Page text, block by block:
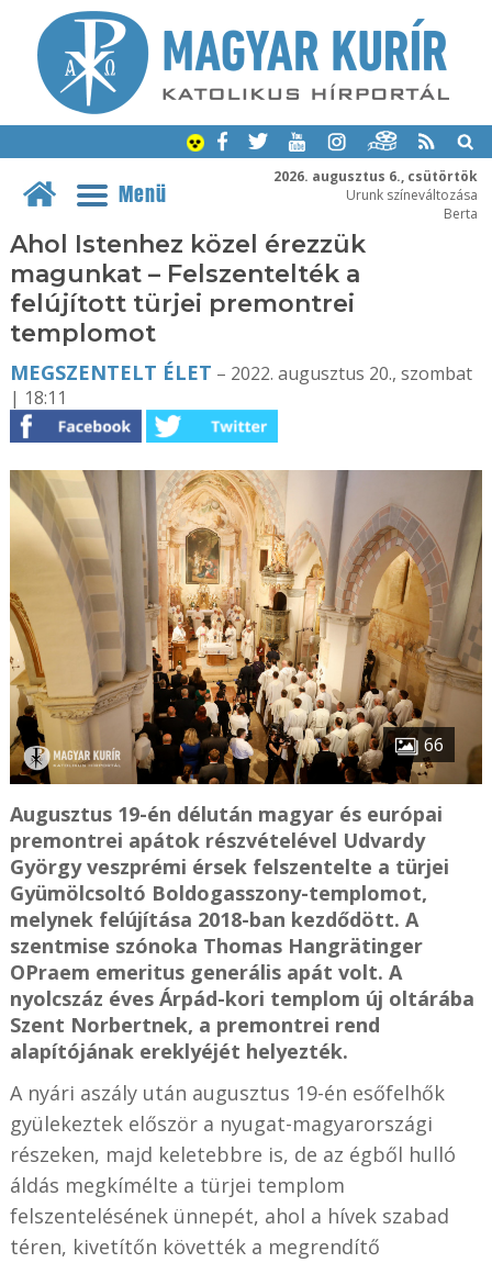
2026. augusztus 6., csütörtök
Urunk színeváltozása
Berta
Menü
Ahol Istenhez közel érezzük
magunkat – Felszentelték a
felújított türjei premontrei
templomot
MEGSZENTELT ÉLET – 2022. augusztus 20., szombat
| 18:11
66
Augusztus 19-én délután magyar és európai
premontrei apátok részvételével Udvardy
György veszprémi érsek felszentelte a türjei
Gyümölcsoltó Boldogasszony-templomot,
melynek felújítása 2018-ban kezdődött. A
szentmise szónoka Thomas Hangrätinger
OPraem emeritus generális apát volt. A
nyolcszáz éves Árpád-kori templom új oltárába
Szent Norbertnek, a premontrei rend
alapítójának ereklyéjét helyezték.
A nyári aszály után augusztus 19-én esőfelhők
gyülekeztek először a nyugat-magyarországi
részeken, majd keletebbre is, de az égből hulló
áldás megkímélte a türjei templom
felszentelésének ünnepét, ahol a hívek szabad
téren, kivetítőn követték a megrendítő